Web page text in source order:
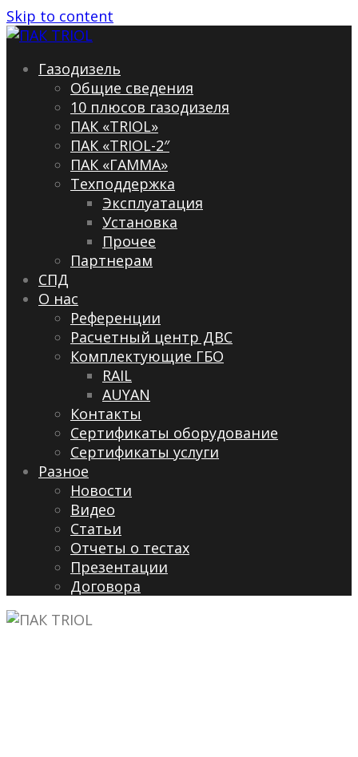
Skip to content
Газодизель
Общие сведения
10 плюсов газодизеля
ПАК «TRIOL»
ПАК «TRIOL-2″
ПАК «ГАММА»
Техподдержка
Эксплуатация
Установка
Прочее
Партнерам
СПД
О нас
Референции
Расчетный центр ДВС
Комплектующие ГБО
RAIL
AUYAN
Контакты
Сертификаты оборудование
Сертификаты услуги
Разное
Новости
Видео
Cтатьи
Отчеты о тестах
Презентации
Договора